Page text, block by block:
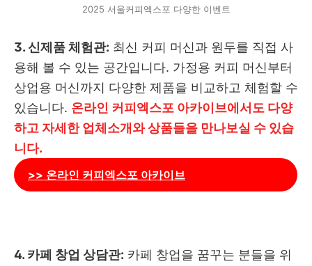
2025 서울커피엑스포 다양한 이벤트
3. 신제품 체험관: 최신 커피 머신과 원두를 직접 사
용해 볼 수 있는 공간입니다. 가정용 커피 머신부터
상업용 머신까지 다양한 제품을 비교하고 체험할 수
있습니다. 온라인 커피엑스포 아카이브에서도 다양
하고 자세한 업체소개와 상품들을 만나보실 수 있습
니다.
>> 온라인 커피엑스포 아카이브
4. 카페 창업 상담관: 카페 창업을 꿈꾸는 분들을 위